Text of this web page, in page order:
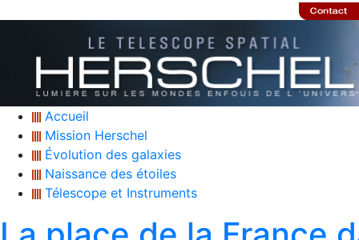
Accueil
Mission Herschel
Évolution des galaxies
Naissance des étoiles
Télescope et Instruments